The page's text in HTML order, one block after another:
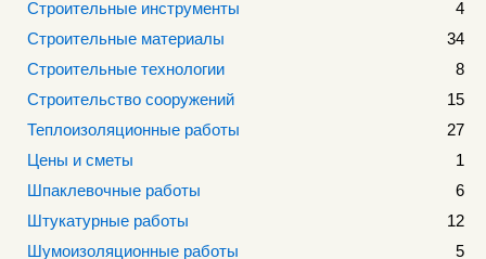
Строительные инструменты
4
Строительные материалы
34
Строительные технологии
8
Строительство сооружений
15
Теплоизоляционные работы
27
Цены и сметы
1
Шпаклевочные работы
6
Штукатурные работы
12
Шумоизоляционные работы
5